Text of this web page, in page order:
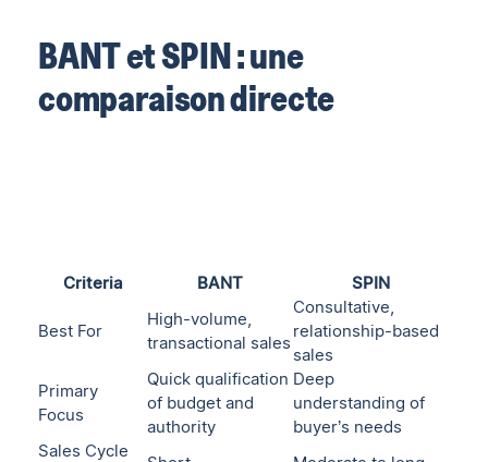
BANT et SPIN : une
comparaison directe
Criteria BANT SPIN
Best For
High-volume,
transactional sales
Consultative,
relationship-based
sales
Primary
Focus
Quick qualification
of budget and
authority
Deep
understanding of
buyer’s needs
Sales Cycle